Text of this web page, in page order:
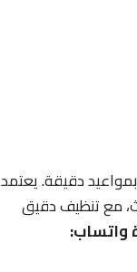
دقيقة. يعتمد
مع تنظيف دقيق
واتساب: